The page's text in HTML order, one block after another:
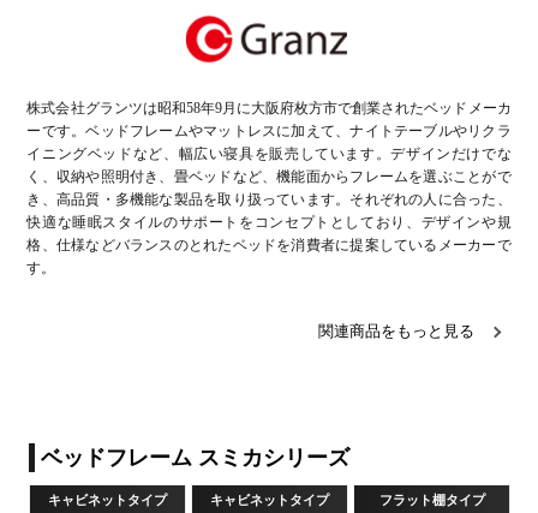
株式会社グランツは昭和58年9月に大阪府枚方市で創業されたベッドメーカ
ーです。ベッドフレームやマットレスに加えて、ナイトテーブルやリクラ
イニングベッドなど、幅広い寝具を販売しています。デザインだけでな
く、収納や照明付き、畳ベッドなど、機能面からフレームを選ぶことがで
き、高品質・多機能な製品を取り扱っています。それぞれの人に合った、
快適な睡眠スタイルのサポートをコンセプトとしており、デザインや規
格、仕様などバランスのとれたベッドを消費者に提案しているメーカーで
す。
関連商品をもっと見る